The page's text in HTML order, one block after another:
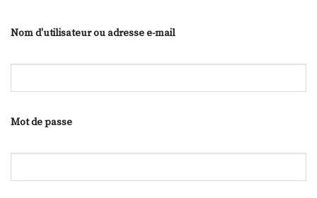
Nom d'utilisateur ou adresse e-mail
Mot de passe